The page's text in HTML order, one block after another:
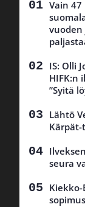
Vain
IS: Olli
HIFK:n
”Syitä
Lähtö
seura
Kiekko-